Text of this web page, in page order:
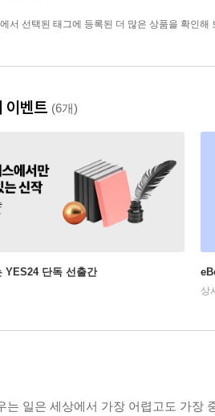
서 선택된 태그에 등록된 더 많은 상품을 확인해
이벤트 (6개)
YES24 단독 선출간
상
는 일은 세상에서 가장 어렵고도 가장